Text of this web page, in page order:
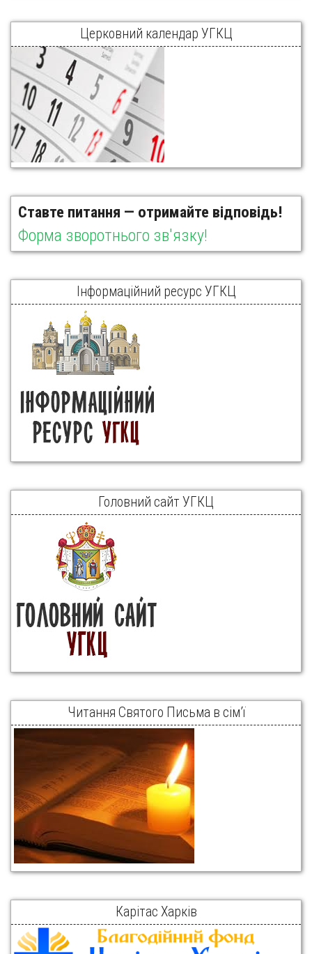
Церковний календар УГКЦ
Ставте питання — отримайте відповідь!
Форма зворотнього зв'язку!
Інформаційний ресурс УГКЦ
Головний сайт УГКЦ
Читання Святого Письма в сім’ї
Карітас Харків